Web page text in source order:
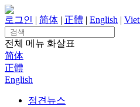
Skip
to
content
로그인 | 简体 | 正體 | English |
Search
for:
전체 메뉴 화살표
简体
正體
English
정견뉴스